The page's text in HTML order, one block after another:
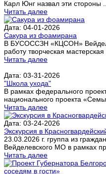
Карл Юнг назвал эти стороны ...
Читать далее
Дата: 04-01-2026
Сакура из фоамирана
В БУСОССЗН «КЦСОН»
работу творческая
Читать далее
Дата: 03-31-2026
"Школа ухода"
В рамках федерального
национального проекта
Читать далее
Дата: 03-24-2026
Экскурсия в
23.03.2026 г. группа из
Вейделевского МО в рамках
Читать далее